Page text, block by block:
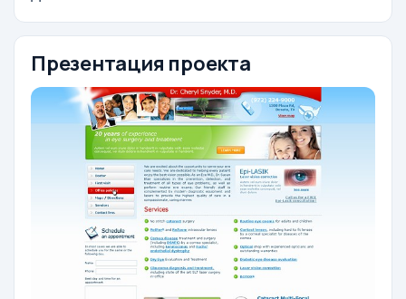
Презентация проекта